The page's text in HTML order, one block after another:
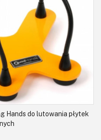
Hands do lutowania płytek